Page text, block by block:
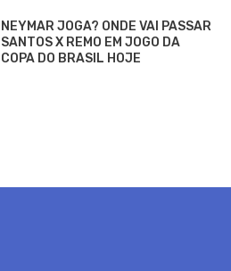
NEYMAR JOGA? ONDE VAI PASSAR
SANTOS X REMO EM JOGO DA
COPA DO BRASIL HOJE